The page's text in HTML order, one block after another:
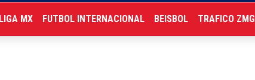
LIGA MX FUTBOL INTERNACIONAL BEISBOL TRAFICO ZMG